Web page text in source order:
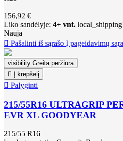
156,92 €
Liko sandėlyje: 4+ vnt. local_shipping
Nauja
 Pašalinti iš sąrašo Į pageidavimų
visibility Greita peržiūra

Į krepšelį
 Palyginti
215/55R16 ULTRAGRIP
EVR XL GOODYEAR
215/55 R16